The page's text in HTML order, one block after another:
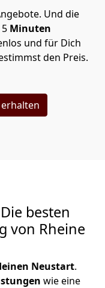
Und die
5 Minuten
und für Dich
den Preis.
besten
von Rheine
Neustart.
wie eine